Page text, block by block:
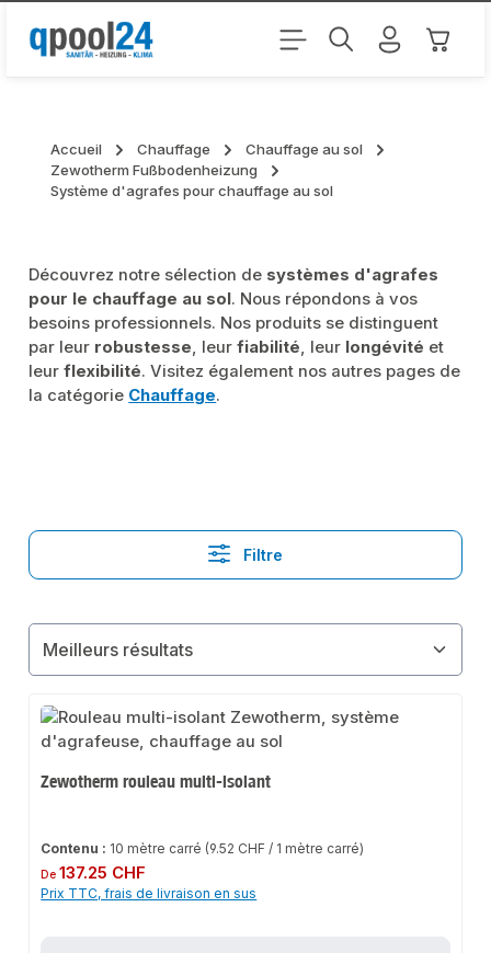
Passer au contenu principal Le
Accueil Chauffage
Chauffage au sol
Zewotherm Fußbodenheizung
Système d'agrafes pour chauffage au sol
Découvrez notre sélection de systèmes d'agrafes
pour le chauffage au sol. Nous répondons à vos
besoins professionnels. Nos produits se distinguent
par leur robustesse, leurfiabilité, leur longévité et
leurflexibilité. Visitez également nos autres pages de
la catégorie Chauffage.
Filtre
Zewotherm rouleau multi-isolant
Contenu : 10 mètre carré (9.52 CHF / 1 mètre carré)
Prix régulier :
De137.25 CHF
Prix TTC, frais de livraison en sus